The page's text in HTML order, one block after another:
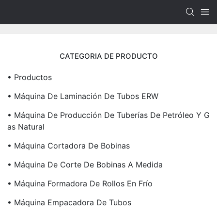
CATEGORIA DE PRODUCTO
• Productos
• Máquina De Laminación De Tubos ERW
• Máquina De Producción De Tuberías De Petróleo Y G
As Natural
• Máquina Cortadora De Bobinas
• Máquina De Corte De Bobinas A Medida
• Máquina Formadora De Rollos En Frío
• Máquina Empacadora De Tubos